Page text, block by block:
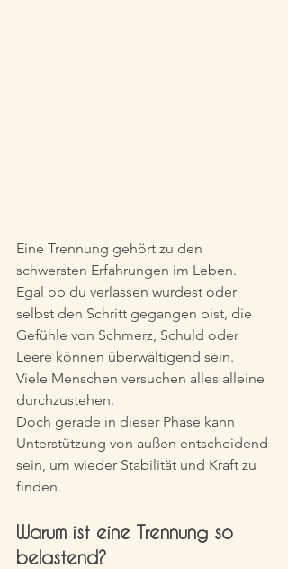
Eine Trennung gehört zu den
schwersten Erfahrungen im Leben.
Egal ob du verlassen wurdest oder
selbst den Schritt gegangen bist, die
Gefühle von Schmerz, Schuld oder
Leere können überwältigend sein.
Viele Menschen versuchen alles alleine
durchzustehen.
Doch gerade in dieser Phase kann
Unterstützung von außen entscheidend
sein, um wieder Stabilität und Kraft zu
finden.
Warum ist eine Trennung so
belastend?